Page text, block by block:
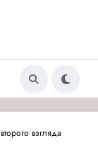
взгляда